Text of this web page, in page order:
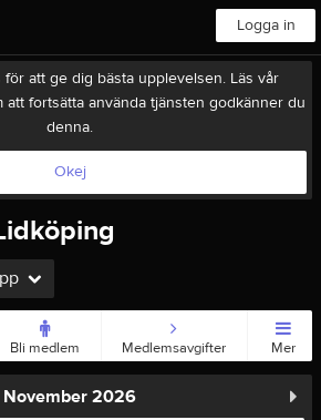
Logga in
att ge dig bästa upplevelsen. Läs vår
att fortsätta använda tjänsten godkänner du
denna.
Okej
Bli medlem Medlemsavgifter Mer
November 2026